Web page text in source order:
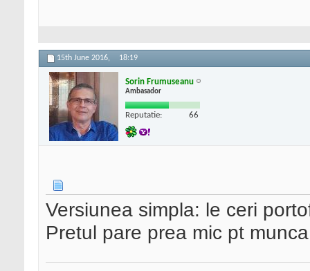
15th June 2016, 18:19
Sorin Frumuseanu
Ambasador
Reputatie: 66
Versiunea simpla: le ceri
Pretul pare prea mic pt